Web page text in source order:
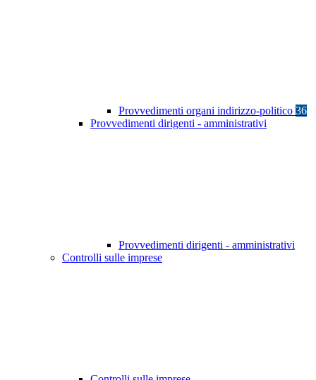
Provvedimenti organi indirizzo-politico 36
Provvedimenti dirigenti - amministrativi
Provvedimenti dirigenti - amministrativi
Controlli sulle imprese